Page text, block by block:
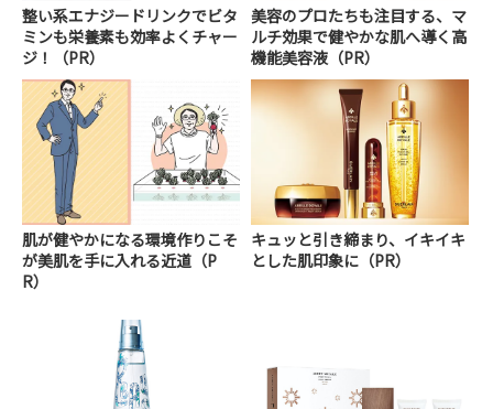
整い系エナジードリンクでビタ
ミンも栄養素も効率よくチャー
ジ！（PR）
美容のプロたちも注目する、マ
ルチ効果で健やかな肌へ導く高
機能美容液（PR）
肌が健やかになる環境作りこそ
が美肌を手に入れる近道（P
R）
キュッと引き締まり、イキイキ
とした肌印象に（PR）